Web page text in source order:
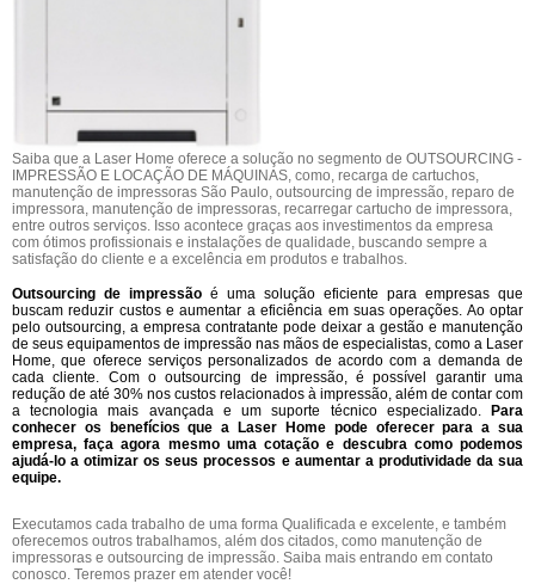
Saiba que a Laser Home oferece a solução no segmento de OUTSOURCING -
IMPRESSÃO E LOCAÇÃO DE MÁQUINAS, como, recarga de cartuchos,
manutenção de impressoras São Paulo, outsourcing de impressão, reparo de
impressora, manutenção de impressoras, recarregar cartucho de impressora,
entre outros serviços. Isso acontece graças aos investimentos da empresa
com ótimos profissionais e instalações de qualidade, buscando sempre a
satisfação do cliente e a excelência em produtos e trabalhos.
Outsourcing de impressão é uma solução eficiente para empresas que
buscam reduzir custos e aumentar a eficiência em suas operações. Ao optar
pelo outsourcing, a empresa contratante pode deixar a gestão e manutenção
de seus equipamentos de impressão nas mãos de especialistas, como a Laser
Home, que oferece serviços personalizados de acordo com a demanda de
cada cliente. Com o outsourcing de impressão, é possível garantir uma
redução de até 30% nos custos relacionados à impressão, além de contar com
a tecnologia mais avançada e um suporte técnico especializado. Para
conhecer os benefícios que a Laser Home pode oferecer para a sua
empresa, faça agora mesmo uma cotação e descubra como podemos
ajudá-lo a otimizar os seus processos e aumentar a produtividade da sua
equipe.
Executamos cada trabalho de uma forma Qualificada e excelente, e também
oferecemos outros trabalhamos, além dos citados, como manutenção de
impressoras e outsourcing de impressão. Saiba mais entrando em contato
conosco. Teremos prazer em atender você!